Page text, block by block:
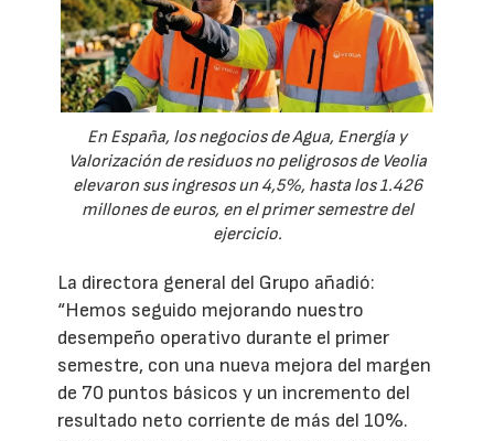
En España, los negocios de Agua, Energía y
Valorización de residuos no peligrosos de Veolia
elevaron sus ingresos un 4,5%, hasta los 1.426
millones de euros, en el primer semestre del
ejercicio.
La directora general del Grupo añadió:
“Hemos seguido mejorando nuestro
desempeño operativo durante el primer
semestre, con una nueva mejora del margen
de 70 puntos básicos y un incremento del
resultado neto corriente de más del 10%.